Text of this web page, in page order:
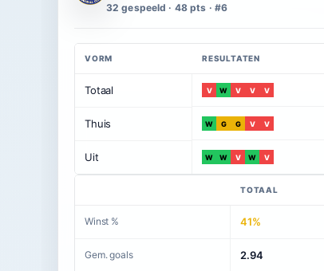
32 gespeeld · 48 pts · #6
VORM RESULTATEN
Totaal V W V V V
Thuis W G G V V
Uit W W V W V
TOTAAL
Winst % 41%
Gem. goals 2.94